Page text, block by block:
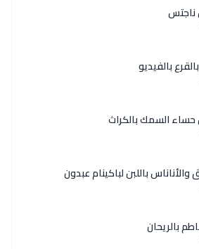
بالفيديو
السمك بالكراث
والأناناس باللبن لباكينام عبدون
بالريحان